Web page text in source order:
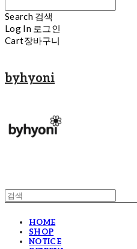
Search 검색
Log In 로그인
Cart장바구니
byhyoni
HOME
SHOP
NOTICE